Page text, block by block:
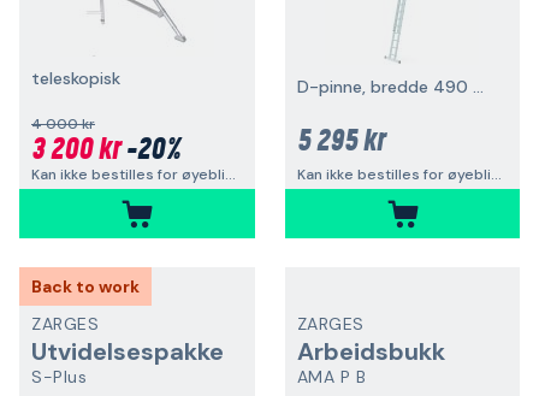
teleskopisk
4 000 kr
3 200 kr-20%
Kan ikke bestilles for øyeblikket
D-pinne, bredde 490 mm
5 295 kr
Kan ikke bestilles for øyeblikket
Back to work
ZARGES
Utvidelsespakke
S-Plus
ZARGES
Arbeidsbukk
AMA P B